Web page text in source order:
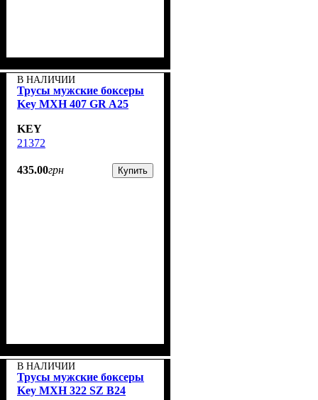
В НАЛИЧИИ
Трусы мужские боксеры
Key MXH 407 GR A25
KEY
21372
435.00грн Купить
В НАЛИЧИИ
Трусы мужские боксеры
Key MXH 322 SZ B24